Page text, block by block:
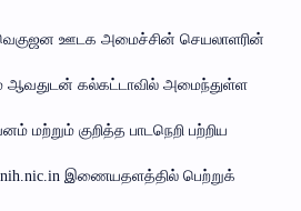
வெகுஜன ஊடக அமைச்சின் செயலாளரின்
ஆவதுடன் கல்கட்டாவில் அமைந்துள்ள
மற்றும் குறித்த பாடநெறி பற்றிய
இணையதளத்தில் பெற்றுக்